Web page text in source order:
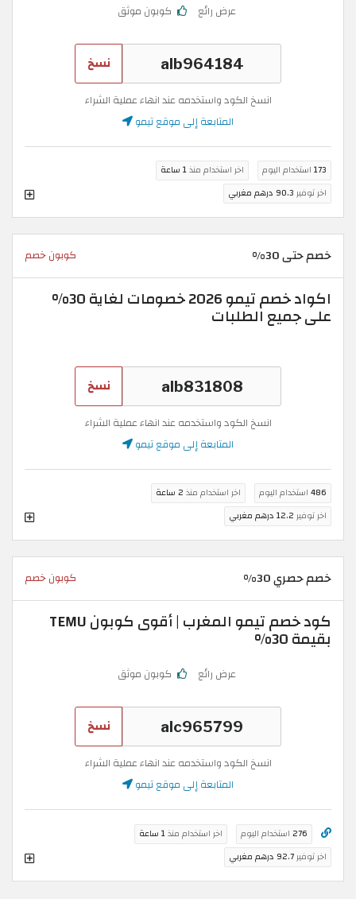
عرض رائع كوبون موثق
نسخ
انسخ الكود واستخدمه عند انهاء عملية الشراء
المتابعة إلى موقع تيمو
173 استخدام اليوم اخر استخدام منذ1 ساعة
اخر توفير 90.3 درهم مغربي
خصم حتى 30% كوبون خصم
اكواد خصم تيمو 2026 خصومات لغاية 30%
على جميع الطلبات
نسخ
انسخ الكود واستخدمه عند انهاء عملية الشراء
المتابعة إلى موقع تيمو
486 استخدام اليوم اخر استخدام منذ 2 ساعة
اخر توفير 12.2 درهم مغربي
خصم حصري 30% كوبون خصم
كود خصم تيمو المغرب | أقوى كوبون TEMU
بقيمة 30%
عرض رائع كوبون موثق
نسخ
انسخ الكود واستخدمه عند انهاء عملية الشراء
المتابعة إلى موقع تيمو
276 استخدام اليوم اخر استخدام منذ1 ساعة
اخر توفير92.7 درهم مغربي